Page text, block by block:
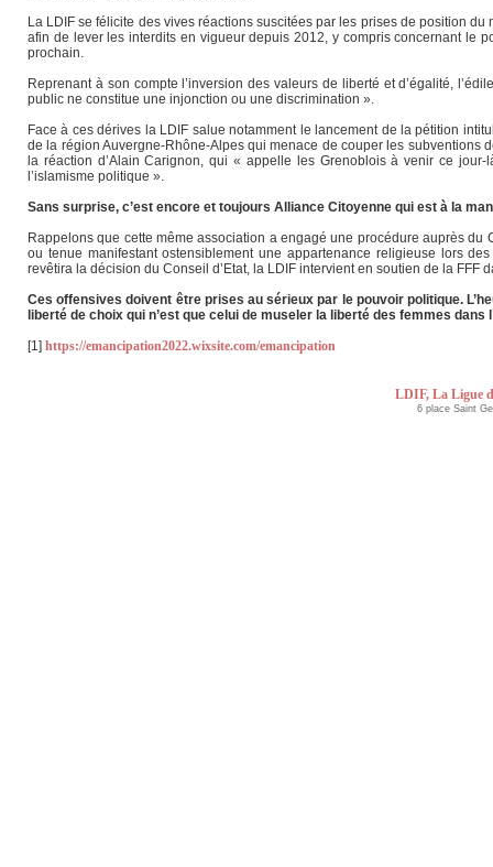
La LDIF se félicite des vives réactions suscitées par les prises de position
afin de lever les interdits en vigueur depuis 2012, y compris concernant le
prochain.
Reprenant à son compte l’inversion des valeurs de liberté et d’égalité,
public ne constitue une injonction ou une discrimination ».
Face à ces dérives la LDIF salue notamment le lancement de la pétition
de la région Auvergne-Rhône-Alpes qui menace de couper les
la réaction d’Alain Carignon, qui « appelle les Grenoblois à venir ce
l’islamisme politique ».
Sans surprise, c’est encore et toujours Alliance Citoyenne qui est à la
Rappelons que cette même association a engagé une procédure auprès du
ou tenue manifestant ostensiblement une appartenance religieuse lors
revêtira la décision du Conseil d’Etat, la LDIF intervient en soutien de la
Ces offensives doivent être prises au sérieux par le pouvoir politique.
liberté de choix qui n’est que celui de museler la liberté des femmes dans
[1] https://emancipation2022.wixsite.com/emancipation
LDIF, La Ligue
6 place Saint